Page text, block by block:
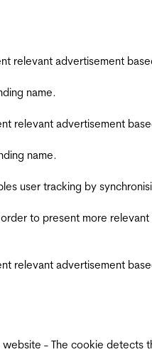
relevant advertisement
name.
relevant advertisement
name.
user tracking by
to present more
relevant advertisement
- The cookie